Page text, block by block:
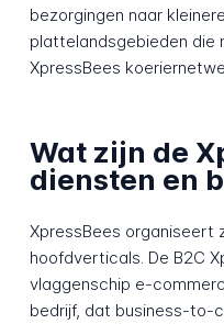
bezorgingen naar
plattelandsgebieden die
XpressBees
Wat zijn de
diensten en
XpressBees organiseert
hoofdverticals. De B2C
vlaggenschip e-
bedrijf, dat business-to-